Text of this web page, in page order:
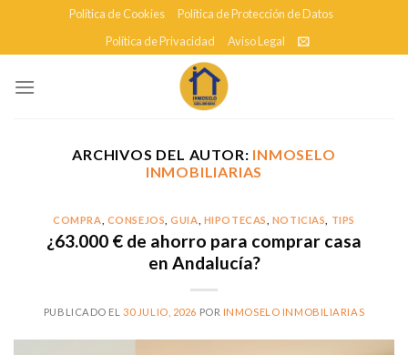
content
Política de Cookies
Política de Protección de Datos
Política de Privacidad
Aviso Legal
ARCHIVOS DEL AUTOR: INMOSELO
INMOBILIARIAS
COMPRA CONSEJOS ,GUIA HIPOTECAS NOTICIAS TIPS
¿63.000 € de ahorro para comprar casa
en Andalucía?
PUBLICADO EL30 JULIO, 2026 POR INMOSELO INMOBILIARIAS